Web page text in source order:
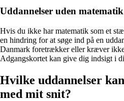
Uddannelser uden matematik
Hvis du ikke har matematik som et
en hindring for at søge ind på en
Danmark foretrækker eller kræver
Adgangskortet kan give dig indsigt i
Hvilke uddannelser
med mit snit?